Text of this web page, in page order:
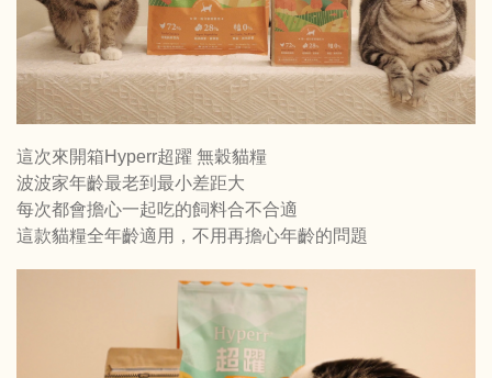
這次來開箱Hyperr超躍 無穀貓糧
波波家年齡最老到最小差距大
每次都會擔心一起吃的飼料合不合適
這款貓糧全年齡適用，不用再擔心年齡的問題